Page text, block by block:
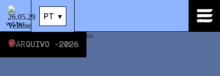
voltar
PT ▾
PT ▾
ARQUIVO -2026